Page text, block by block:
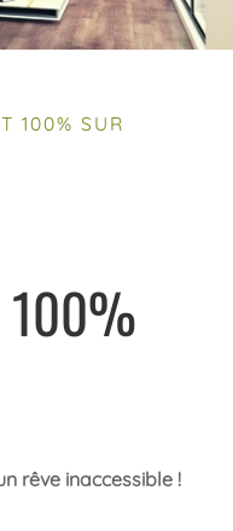
100% SUR
100%
rêve inaccessible !